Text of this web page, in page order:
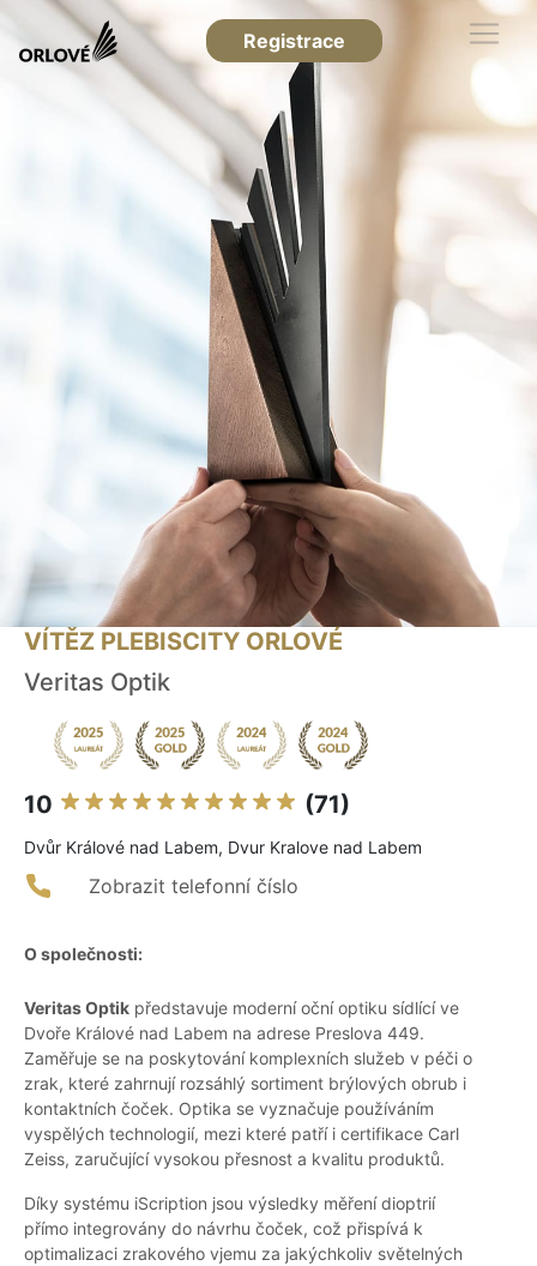
Registrace
VÍTĚZ PLEBISCITY ORLOVÉ
Veritas Optik
10 (71)
Dvůr Králové nad Labem, Dvur Kralove nad Labem
Zobrazit telefonní číslo
O společnosti:
Veritas Optik představuje moderní oční optiku sídlící ve
Dvoře Králové nad Labem na adrese Preslova 449.
Zaměřuje se na poskytování komplexních služeb v péči o
zrak, které zahrnují rozsáhlý sortiment brýlových obrub i
kontaktních čoček. Optika se vyznačuje používáním
vyspělých technologií, mezi které patří i certifikace Carl
Zeiss, zaručující vysokou přesnost a kvalitu produktů.
Díky systému iScription jsou výsledky měření dioptrií
přímo integrovány do návrhu čoček, což přispívá k
optimalizaci zrakového vjemu za jakýchkoliv světelných